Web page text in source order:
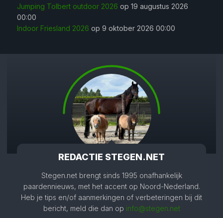
REDACTIE STEGEN.NET
Stegen.net brengt sinds 1995 onafhankelijk
paardennieuws, met het accent op Noord-Nederland.
Heb je tips en/of aanmerkingen of verbeteringen bij dit
bericht, meld die dan op info@stegen.net
Jumping Tolbert outdoor 2026 op 19 augustus 2026
00:00
Indoor Friesland 2026 op 9 oktober 2026 00:00